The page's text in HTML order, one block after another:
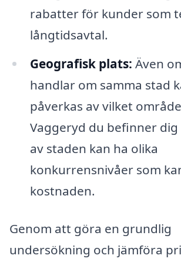
rabatter för kunder som
långtidsavtal.
Geografisk plats: Även
handlar om samma stad
påverkas av vilket
Vaggeryd du befinner dig
av staden kan ha olika
konkurrensnivåer som
kostnaden.
Genom att göra en grundlig
undersökning och jämföra